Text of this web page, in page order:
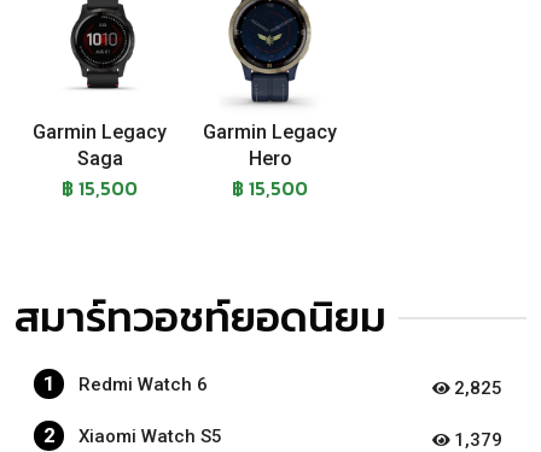
Garmin Legacy
Saga
฿ 15,500
Garmin Legacy
Hero
฿ 15,500
สมาร์ทวอชท์ยอดนิยม
1 Redmi Watch 6 2,825
2 Xiaomi Watch S5 1,379